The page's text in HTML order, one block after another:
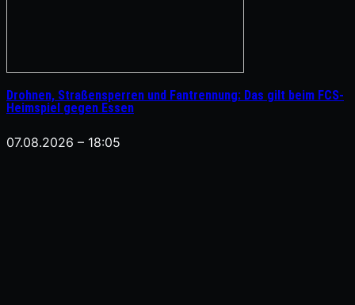
Drohnen, Straßensperren und Fantrennung: Das gilt beim FCS-
Heimspiel gegen Essen
07.08.2026 – 18:05